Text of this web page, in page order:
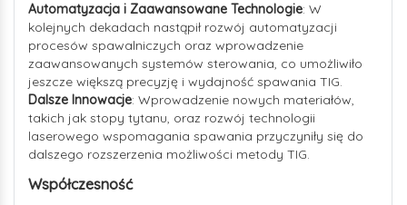
Automatyzacja i Zaawansowane Technologie: W
kolejnych dekadach nastąpił rozwój automatyzacji
procesów spawalniczych oraz wprowadzenie
zaawansowanych systemów sterowania, co umożliwiło
jeszcze większą precyzję i wydajność spawania TIG.
Dalsze Innowacje: Wprowadzenie nowych materiałów,
takich jak stopy tytanu, oraz rozwój technologii
laserowego wspomagania spawania przyczyniły się do
dalszego rozszerzenia możliwości metody TIG.
Współczesność